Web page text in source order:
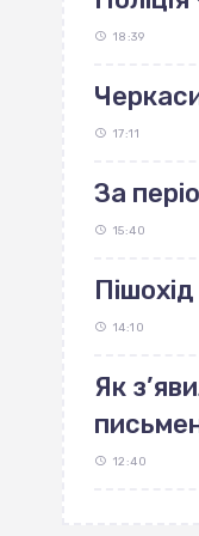
18:39
17:11
За
15:40
14:10
Як
12:40